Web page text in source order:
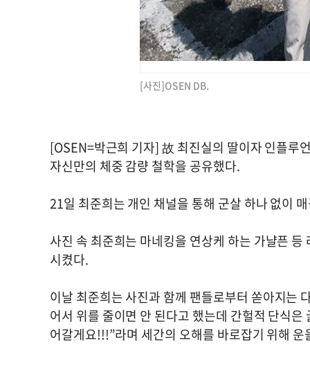
[사진]OSEN DB.
[OSEN=박근희 기자] 故 최진실의 딸이자 인플루
자신만의 체중 감량 철학을 공유했다.
21일 최준희는 개인 채널을 통해 군살 하나 없이
사진 속 최준희는 마네킹을 연상케 하는 가냘픈
시켰다.
이날 최준희는 사진과 함께 팬들로부터 쏟아지는
어서 위를 줄이면 안 된다고 했는데 간헐적 단식
어갈게요!!!”라며 세간의 오해를 바로잡기 위해 운